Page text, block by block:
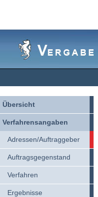
Übersicht
Verfahrensangaben
Adressen/Auftraggeber
Auftragsgegenstand
Verfahren
Ergebnisse